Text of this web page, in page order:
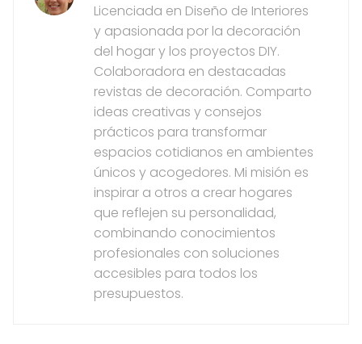
Licenciada en Diseño de Interiores
y apasionada por la decoración
del hogar y los proyectos DIY.
Colaboradora en destacadas
revistas de decoración. Comparto
ideas creativas y consejos
prácticos para transformar
espacios cotidianos en ambientes
únicos y acogedores. Mi misión es
inspirar a otros a crear hogares
que reflejen su personalidad,
combinando conocimientos
profesionales con soluciones
accesibles para todos los
presupuestos.